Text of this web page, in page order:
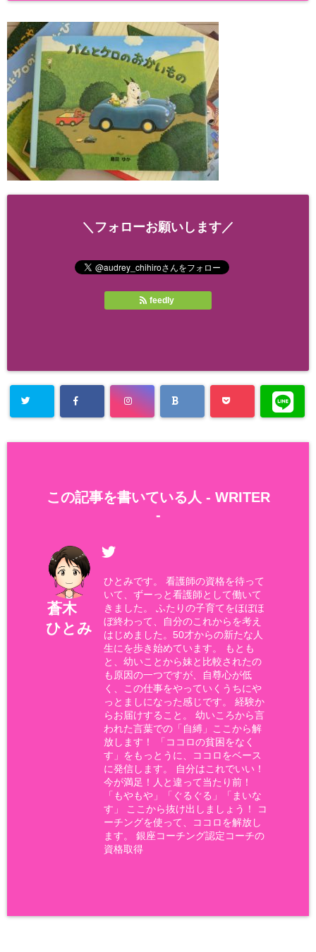
＼フォローお願いします／
feedly
この記事を書いている人 - WRITER
-
蒼木
ひとみ
ひとみです。 看護師の資格を待って
いて、ずーっと看護師として働いて
きました。 ふたりの子育てをほぼほ
ぼ終わって、自分のこれからを考え
はじめました。50才からの新たな人
生にを歩き始めています。 もとも
と、幼いことから妹と比較されたの
も原因の一つですが、自尊心が低
く、この仕事をやっていくうちにや
っとましになった感じです。 経験か
らお届けすること。 幼いころから言
われた言葉での「自縛」ここから解
放します！ 「ココロの貧困をなく
す」をもっとうに、ココロをベース
に発信します。 自分はこれでいい！
今が満足！人と違って当たり前！
「もやもや」「ぐるぐる」「まいな
す」 ここから抜け出しましょう！ コ
ーチングを使って、ココロを解放し
ます。 銀座コーチング認定コーチの
資格取得